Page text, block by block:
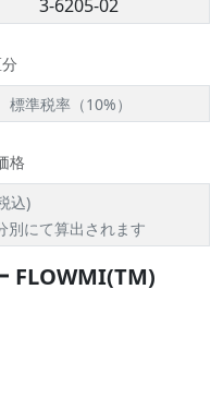
3-6205-02
標準税率（10%）
格
込)
にて算出されます
FLOWMI(TM)